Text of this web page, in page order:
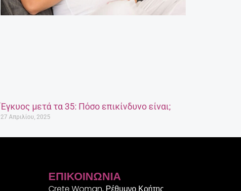
Έγκυος μετά τα 35: Πόσο επικίνδυνο είναι;
27 Απριλίου, 2025
ΕΠΙΚΟΙΝΩΝΊΑ